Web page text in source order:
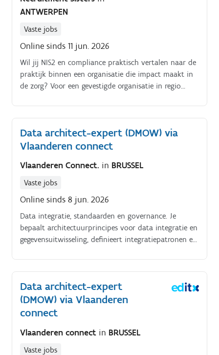
ANTWERPEN
Vaste jobs
Online sinds 11 jun. 2026
Wil jij NIS2 en compliance praktisch vertalen naar de
praktijk binnen een organisatie die impact maakt in
de zorg? Voor een gevestigde organisatie in regio
Information Security Officer met focus op analyse,
governance en compliance.
Data architect-expert (DMOW) via
Vlaanderen connect
Vlaanderen Connect. in BRUSSEL
Vaste jobs
Online sinds 8 jun. 2026
Data integratie, standaarden en governance. Je
bepaalt architectuurprincipes voor data integratie en
gegevensuitwisseling, definieert integratiepatronen en
Data architect-expert
(DMOW) via Vlaanderen
connect
Vlaanderen connect in BRUSSEL
Vaste jobs